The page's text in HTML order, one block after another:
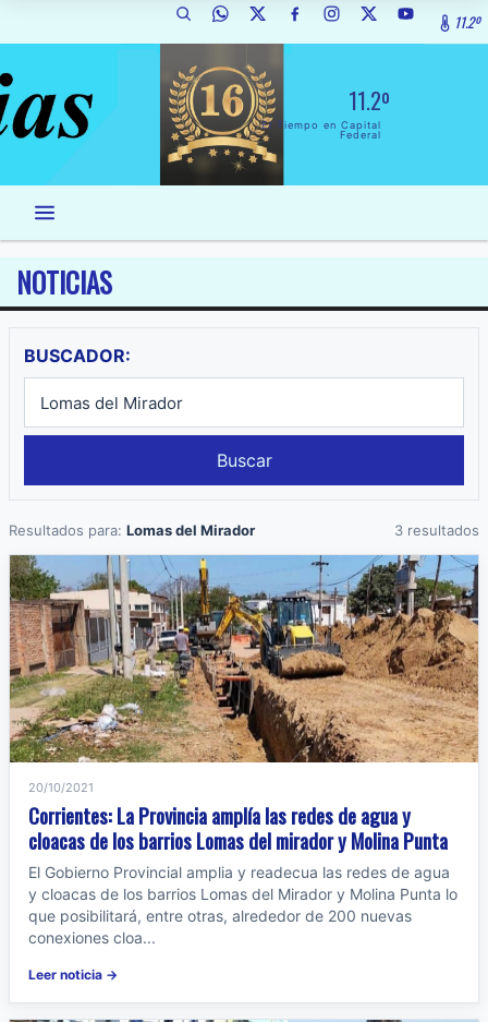
11.2º
11.2º
El Tiempo en Capital
Federal
NOTICIAS
BUSCADOR:
Buscar
Resultados para: Lomas del Mirador 3 resultados
20/10/2021
Corrientes: La Provincia amplía las redes de agua y
cloacas de los barrios Lomas del mirador y Molina Punta
El Gobierno Provincial amplia y readecua las redes de agua
y cloacas de los barrios Lomas del Mirador y Molina Punta lo
que posibilitará, entre otras, alrededor de 200 nuevas
conexiones cloa...
Leer noticia →